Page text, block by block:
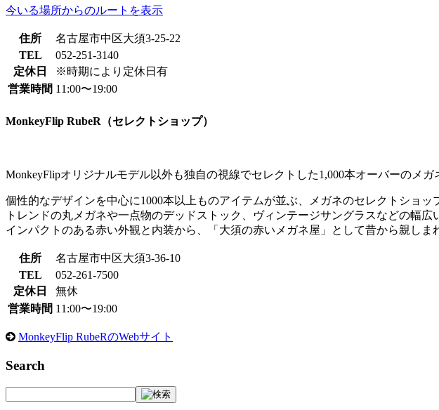
今いる場所からのルートを表示
住所
名古屋市中区大須3-25-22
TEL
052-251-3140
定休日
※時期により定休日有
営業時間 11:00〜19:00
MonkeyFlip RubeR（セレクトショップ）
MonkeyFlipオリジナルモデル以外も独自の視線でセレクトした1,000本オーバーのメガ
個性的なデザインを中心に1000本以上ものアイテムが並ぶ、メガネのセレクトショッ
トレンドの丸メガネや一点物のデッドストック、ヴィンテージサングラスなどの幅
インパクトのある赤い外観と内装から、「大須の赤いメガネ屋」として昔から親しま
住所
名古屋市中区大須3-36-10
TEL
052-261-7500
定休日
無休
営業時間 11:00〜19:00
MonkeyFlip RubeRのWebサイト
Search